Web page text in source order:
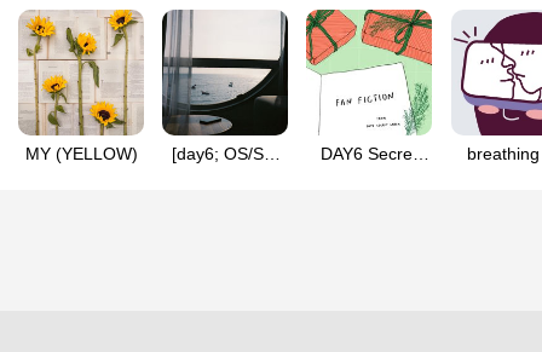
MY (YELLOW)
[day6; OS/SF]
DAY6 Secret